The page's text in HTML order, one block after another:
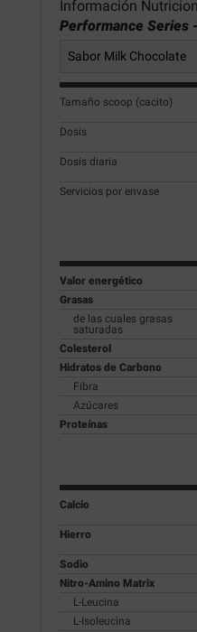
Información
Performance Series
Tamaño scoop (cacito)
Dosis
Dosis diaria
Servicios por envase
Valor energético
Grasas
de las cuales grasas
saturadas
Colesterol
Hidratos de Carbono
Fibra
Azúcares
Proteínas
Calcio
Hierro
Sodio
Nitro-Amino Matrix
L-Leucina
L-Isoleucina